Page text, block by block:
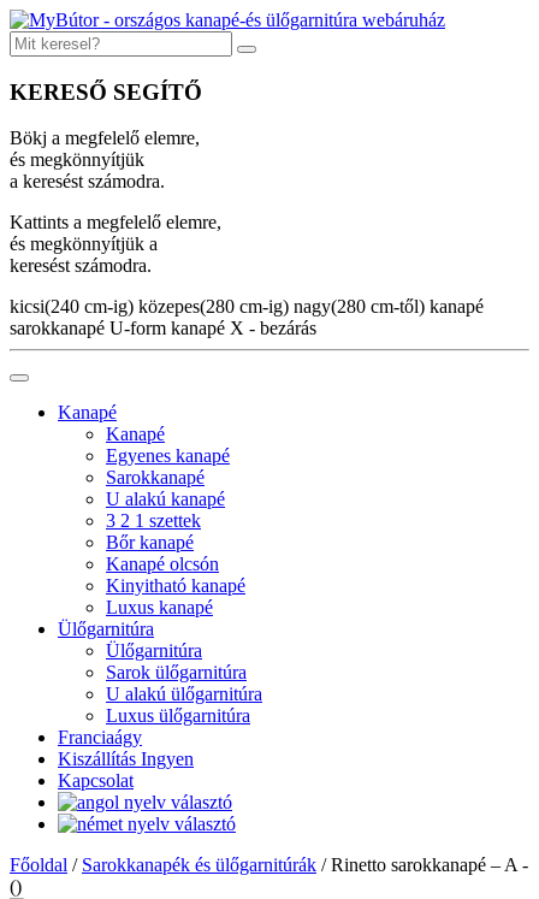
KERESŐ SEGÍTŐ
Bökj a megfelelő elemre,
és megkönnyítjük
a keresést számodra.
Kattints a megfelelő elemre,
és megkönnyítjük a
keresést számodra.
kicsi(240 cm-ig) közepes(280 cm-ig) nagy(280 cm-től) kanapé
sarokkanapé U-form kanapé X - bezárás
Kanapé
Kanapé
Egyenes kanapé
Sarokkanapé
U alakú kanapé
3 2 1 szettek
Bőr kanapé
Kanapé olcsón
Kinyitható kanapé
Luxus kanapé
Ülőgarnitúra
Ülőgarnitúra
Sarok ülőgarnitúra
U alakú ülőgarnitúra
Luxus ülőgarnitúra
Franciaágy
Kiszállítás Ingyen
Kapcsolat
Főoldal / Sarokkanapék és ülőgarnitúrák /Rinetto sarokkanapé – A -
()